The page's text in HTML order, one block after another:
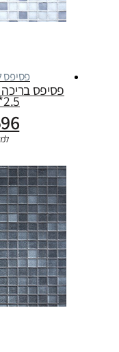
פסיפס
פסיפס
2.5*2.5